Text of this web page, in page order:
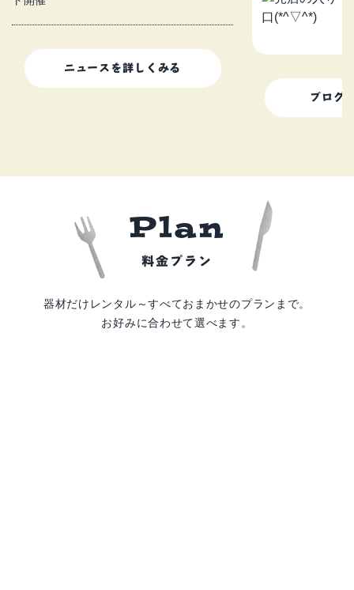
ニュースを詳しくみる
ブログ
Plan
料金プラン
器材だけレンタル～すべておまかせのプランまで。
お好みに合わせて選べます。